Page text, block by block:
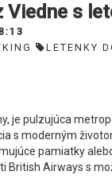
Viedne s
LETENKY
je pulzujúca
s moderným
pamiatky
British Airways s